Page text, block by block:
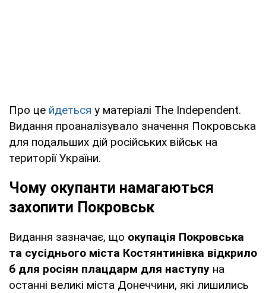
Про це йдеться у матеріалі The Independent.
Видання проаналізувало значення Покровська
для подальших дій російських військ на
території України.
Чому окупанти намагаються
захопити Покровськ
Видання зазначає, що окупація Покровська
та сусіднього міста Костянтинівка відкрило
б для росіян плацдарм для наступу на
останні великі міста Донеччини, які лишились